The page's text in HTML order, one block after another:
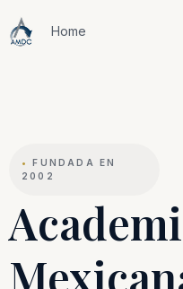
Home
•
FUNDADA EN
2002